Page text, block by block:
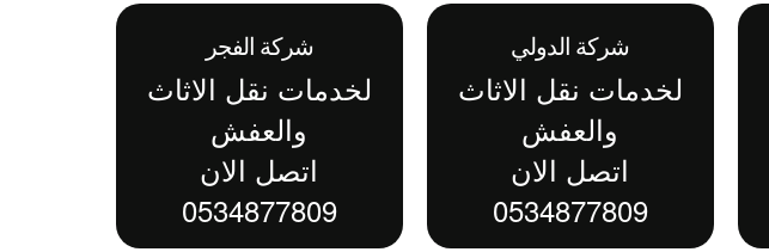
شركة الفجر
لخدمات نقل الاثاث
والعفش
اتصل الان
0534877809
شركة الدولي
لخدمات نقل الاثاث
والعفش
اتصل الان
0534877809